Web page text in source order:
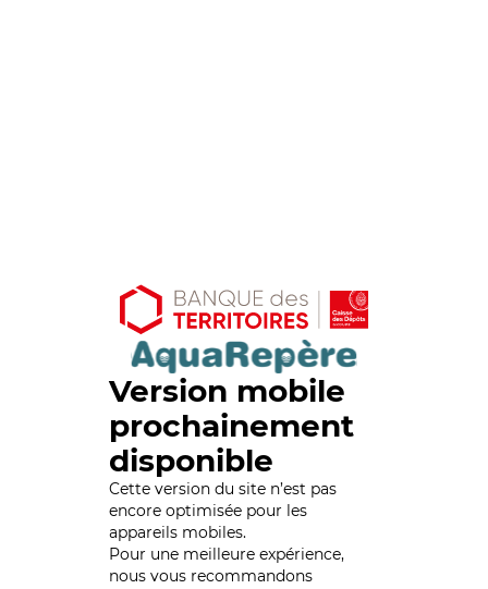
Version mobile
prochainement
disponible
Cette version du site n’est pas
encore optimisée pour les
appareils mobiles.
Pour une meilleure expérience,
nous vous recommandons